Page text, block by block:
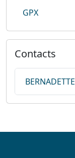
GPX
Contacts